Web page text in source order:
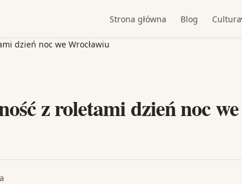
Strona główna Blog Cultura
dzień noc we Wrocławiu
z roletami dzień noc we